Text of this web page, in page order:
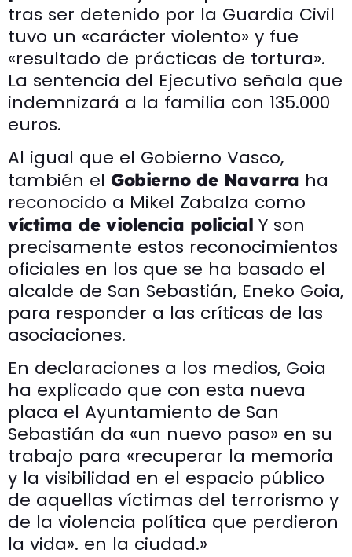
tras ser detenido por la Guardia Civil
tuvo un «carácter violento» y fue
«resultado de prácticas de tortura».
La sentencia del Ejecutivo señala que
indemnizará a la familia con 135.000
euros.
Al igual que el Gobierno Vasco,
también el Gobierno de Navarra ha
reconocido a Mikel Zabalza como
víctima de violencia policial Y son
precisamente estos reconocimientos
oficiales en los que se ha basado el
alcalde de San Sebastián, Eneko Goia,
para responder a las críticas de las
asociaciones.
En declaraciones a los medios, Goia
ha explicado que con esta nueva
placa el Ayuntamiento de San
Sebastián da «un nuevo paso» en su
trabajo para «recuperar la memoria
y la visibilidad en el espacio público
de aquellas víctimas del terrorismo y
de la violencia política que perdieron
la vida». en la ciudad.»